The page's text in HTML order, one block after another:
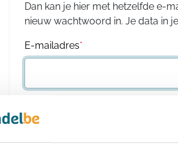
Dan kan je hier met hetzelfde e-
nieuw wachtwoord in. Je data in
E-mailadres*